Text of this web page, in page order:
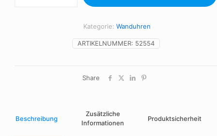
ARTIKELNUMMER: 52554
Kategorie: Wanduhren
Share
Beschreibung
Zusätzliche
Informationen
Produktsicherheit